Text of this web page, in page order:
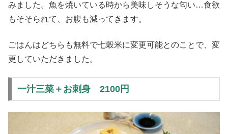
みました。魚を焼いている時から美味しそうな匂い…食欲
もそそられて、お腹も減ってきます。
ごはんはどちらも無料で七穀米に変更可能とのことで、変
更していただきました。
一汁三菜＋お刺身 2100円